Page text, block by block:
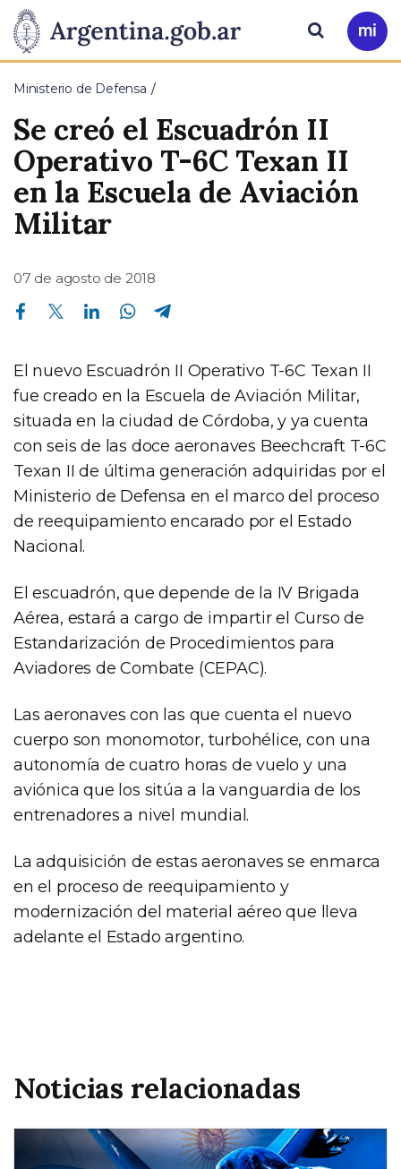
Presidencia
de
la
Nación
Pasar al contenido principal
Ir
a
Buscar
Ministerio de Defensa
Se creó el Escuadrón II
Operativo T-6C Texan II
en la Escuela de Aviación
Militar
07 de agosto de 2018
Compartir en Facebook Compartir en Twitter Compartir en Linkedin Compartir en Whatsapp
El nuevo Escuadrón II Operativo T-6C Texan II
fue creado en la Escuela de Aviación Militar,
situada en la ciudad de Córdoba, y ya cuenta
con seis de las doce aeronaves Beechcraft T-6C
Texan II de última generación adquiridas por el
Ministerio de Defensa en el marco del proceso
de reequipamiento encarado por el Estado
Nacional.
El escuadrón, que depende de la IV Brigada
Aérea, estará a cargo de impartir el Curso de
Estandarización de Procedimientos para
Aviadores de Combate (CEPAC).
Las aeronaves con las que cuenta el nuevo
cuerpo son monomotor, turbohélice, con una
autonomía de cuatro horas de vuelo y una
aviónica que los sitúa a la vanguardia de los
entrenadores a nivel mundial.
La adquisición de estas aeronaves se enmarca
en el proceso de reequipamiento y
modernización del material aéreo que lleva
adelante el Estado argentino.
Noticias relacionadas